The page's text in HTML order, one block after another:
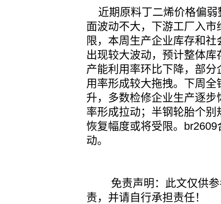
近期原料丁二烯价格偏弱
面波动不大，下游工厂入
限，本周生产企业库存和
出现较大波动，预计整体
产能利用率环比下降，部
用率形成较大拖拽。下周
升，多数检修企业生产逐
率形成拉动；半钢轮胎个
恢复幅度或将受限。
动。
免责声明：此文仅供参
责，并请自行承担责任！